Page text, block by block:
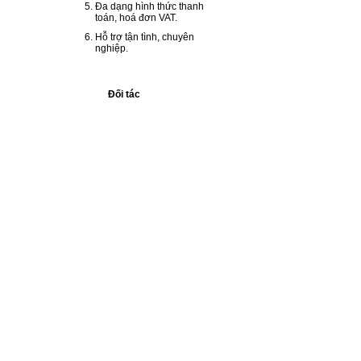
Đa dạng hình thức thanh
toán, hoá đơn VAT.
Hỗ trợ tận tình, chuyên
nghiệp.
Đối tác